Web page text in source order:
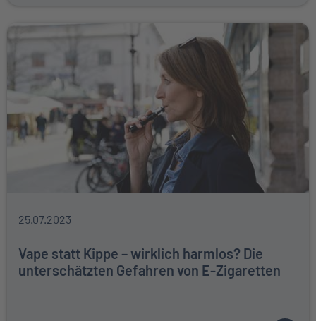
25.07.2023
Vape statt Kippe – wirklich harmlos? Die
unterschätzten Gefahren von E-Zigaretten